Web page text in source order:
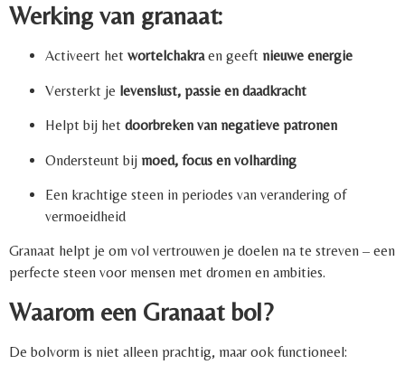
Werking van granaat:
Activeert het wortelchakraen geeft nieuwe energie
Versterkt je levenslust, passie en daadkracht
Helpt bij het doorbreken van negatieve patronen
Ondersteunt bij moed, focus en volharding
Een krachtige steen in periodes van verandering of
vermoeidheid
Granaat helpt je om vol vertrouwen je doelen na te streven – een
perfecte steen voor mensen met dromen en ambities.
Waarom een Granaat bol?
De bolvorm is niet alleen prachtig, maar ook functioneel: